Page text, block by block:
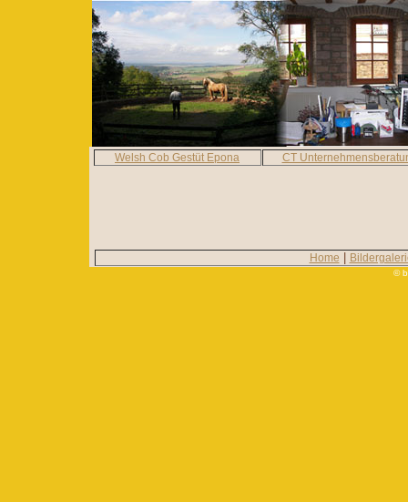
Welsh Cob Gestüt Epona CT
Home
©